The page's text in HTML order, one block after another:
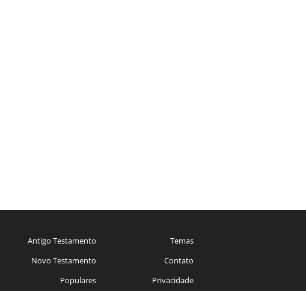
Antigo Testamento
Novo Testamento
Populares
Temas
Contato
Privacidade